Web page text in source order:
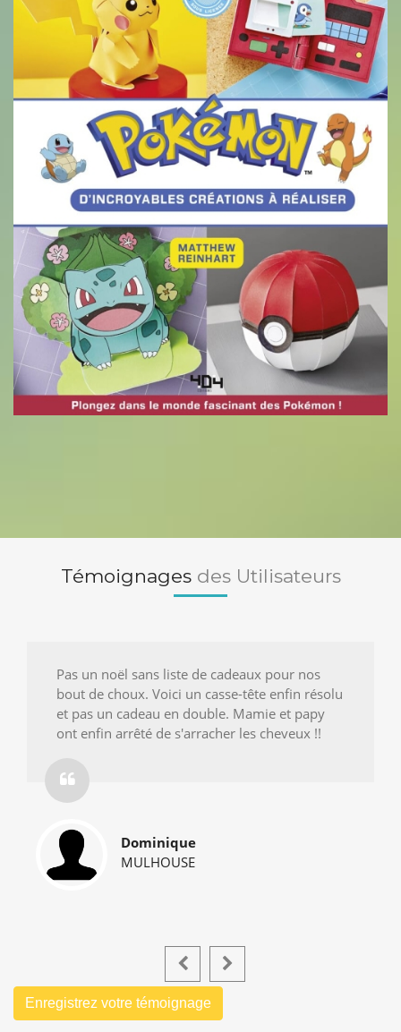
Témoignagesdes Utilisateurs
Pas un noël sans liste de cadeaux pour nos
bout de choux. Voici un casse-tête enfin résolu
et pas un cadeau en double. Mamie et papy
ont enfin arrêté de s'arracher les cheveux !!
Dominique
MULHOUSE
Enregistrez votre témoignage